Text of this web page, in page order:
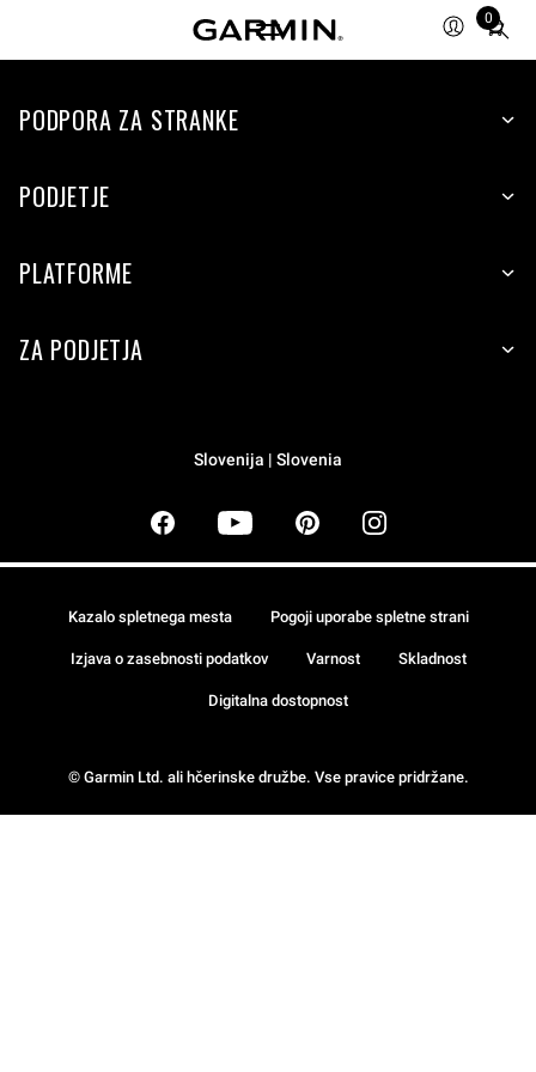
0
Total
items
cart:
PODPORA ZA STRANKE
PODJETJE
PLATFORME
ZA PODJETJA
Slovenija | Slovenia
© Garmin Ltd. ali hčerinske družbe. Vse pravice pridržane.
Kazalo spletnega mesta Pogoji uporabe spletne strani
Izjava o zasebnosti podatkov Varnost Skladnost
Digitalna dostopnost